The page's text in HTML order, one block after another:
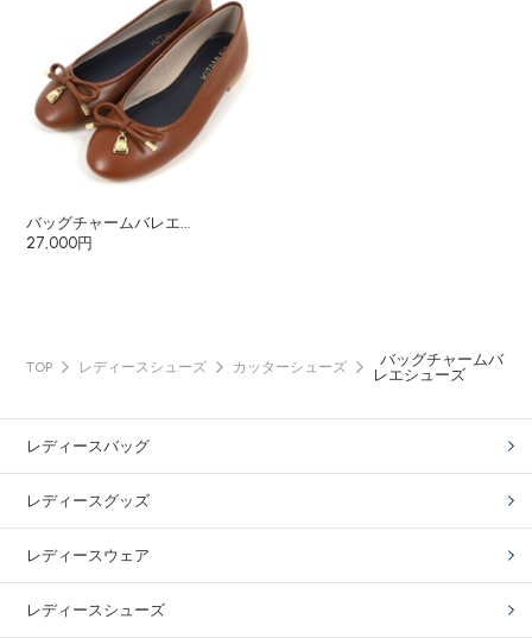
バッグチャームバレエ...
27,000円
TOP レディースシューズ カッターシューズ
バッグチャームバ
レエシューズ
レディースバッグ
レディースグッズ
レディースウェア
レディースシューズ